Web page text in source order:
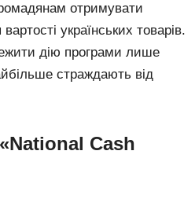
отримувати
українських товарів.
дію програми лише
страждають від
Cash